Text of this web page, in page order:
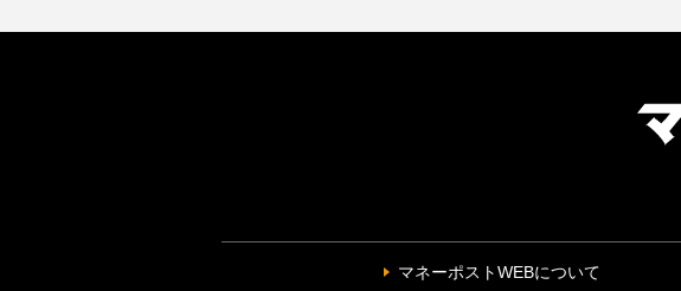
マネーポストWEBについて